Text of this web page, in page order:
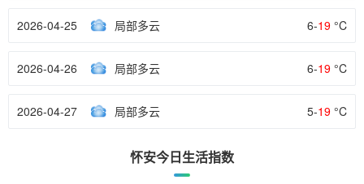
2026-04-25 局部多云 6-19 °C
2026-04-26 局部多云 6-19 °C
2026-04-27 局部多云 5-19 °C
怀安今日生活指数